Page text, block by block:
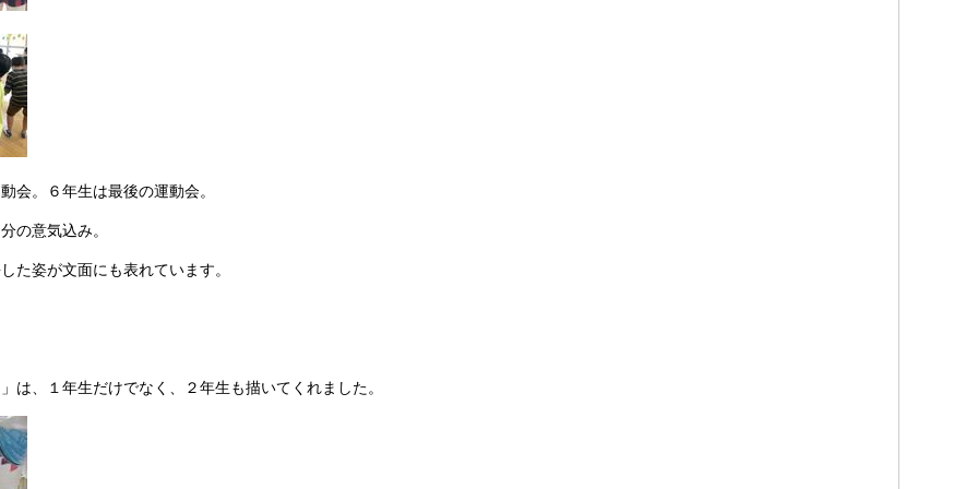
会。６年生は最後の運動会。
の意気込み。
た姿が文面にも表れています。
は、１年生だけでなく、２年生も描いてくれました。